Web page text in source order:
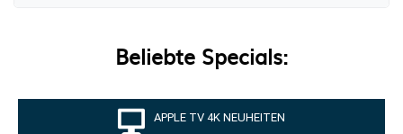
Beliebte Specials:
APPLE TV 4K NEUHEITEN